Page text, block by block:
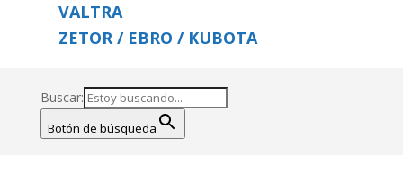
VALTRA
ZETOR / EBRO / KUBOTA
Buscar:
Botón de búsqueda